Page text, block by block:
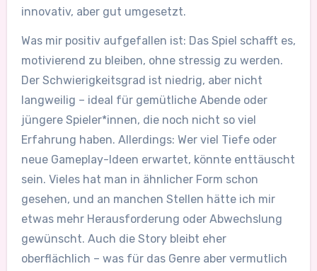
innovativ, aber gut umgesetzt.
Was mir positiv aufgefallen ist: Das Spiel schafft es,
motivierend zu bleiben, ohne stressig zu werden.
Der Schwierigkeitsgrad ist niedrig, aber nicht
langweilig – ideal für gemütliche Abende oder
jüngere Spieler*innen, die noch nicht so viel
Erfahrung haben. Allerdings: Wer viel Tiefe oder
neue Gameplay-Ideen erwartet, könnte enttäuscht
sein. Vieles hat man in ähnlicher Form schon
gesehen, und an manchen Stellen hätte ich mir
etwas mehr Herausforderung oder Abwechslung
gewünscht. Auch die Story bleibt eher
oberflächlich – was für das Genre aber vermutlich